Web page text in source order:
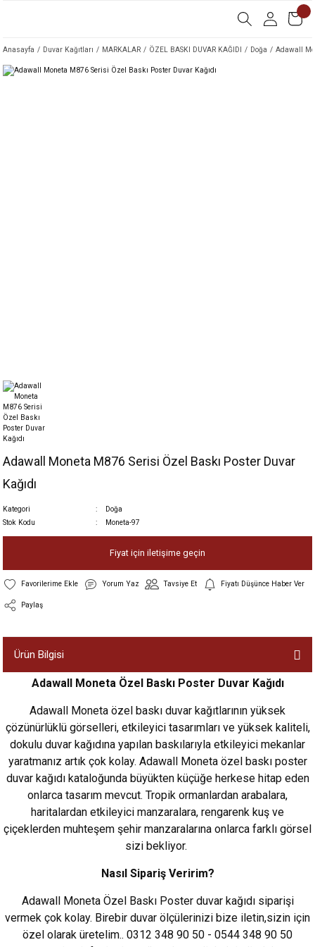
Anasayfa Duvar Kağıtları MARKALAR ÖZEL BASKI DUVAR KAĞIDI Doğa Adawall
Adawall Moneta M876 Serisi Özel Baskı Poster Duvar
Kağıdı
Kategori
Doğa
Stok Kodu
Moneta-97
Fiyat için iletişime geçin
Yorum Yaz Tavsiye Et Fiyatı Düşünce Haber Ver
Paylaş
Ürün Bilgisi
Adawall Moneta Özel Baskı Poster Duvar Kağıdı
Adawall Moneta özel baskı duvar kağıtlarının yüksek
çözünürlüklü görselleri, etkileyici tasarımları ve yüksek kaliteli,
dokulu duvar kağıdına yapılan baskılarıyla etkileyici mekanlar
yaratmanız artık çok kolay. Adawall Moneta özel baskı poster
duvar kağıdı kataloğunda büyükten küçüğe herkese hitap eden
onlarca tasarım mevcut. Tropik ormanlardan arabalara,
haritalardan etkileyici manzaralara, rengarenk kuş ve
çiçeklerden muhteşem şehir manzaralarına onlarca farklı görsel
sizi bekliyor.
Nasıl Sipariş Veririm?
Adawall Moneta Özel Baskı Poster duvar kağıdı siparişi
vermek çok kolay. Birebir duvar ölçülerinizi bize iletin,sizin için
özel olarak üretelim.. 0312 348 90 50 - 0544 348 90 50